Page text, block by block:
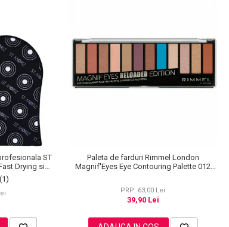
ST
Drying si
Mitt
(1)
Paleta de farduri Rimmel London
Magnif'Eyes Eye Contouring Palette 012
PRP: 63,00 Lei
39,90 Lei